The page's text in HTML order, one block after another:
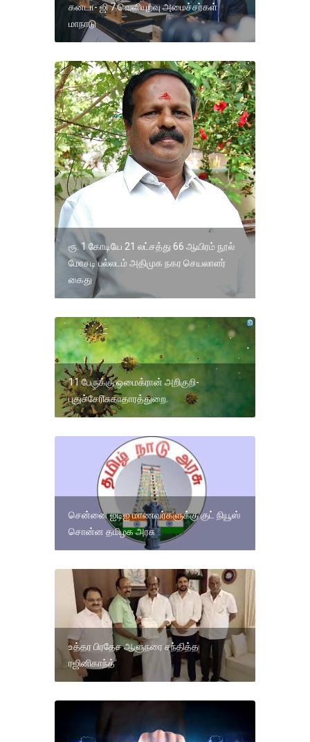
கனடா- ஜி 7 வெளியுறவு அமைச்சர்கள்
மாநாடு
ரூ. 1 கோடியே 21 லட்சத்து 66 ஆயிரம் நூல்
மோசடி பல்லடம் அதிமுக நகர செயலாளர்
கைது
11 பேருக்கு ஒமைக்ரான் அறிகுறி-
புதுச்சேரிசுகாதாரத்துறை.
சென்னை ஐடிஐ மாணவர்களுக்கு குட் நியூஸ்
சொன்ன தமிழக அரசு
உத்தர பிரதேச ஆளுநரை சந்தித்த
ரஜினிகாந்த்